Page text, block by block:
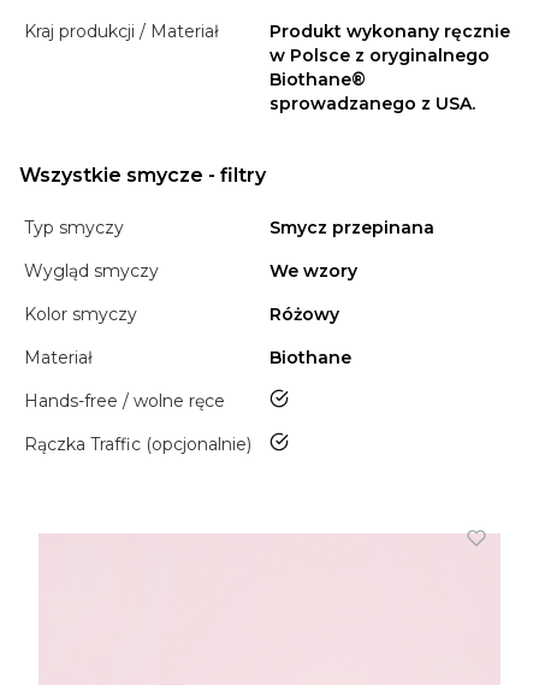
Kraj produkcji / Materiał
Produkt wykonany ręcznie
w Polsce z oryginalnego
Biothane®
sprowadzanego z USA.
Wszystkie smycze - filtry
Typ smyczy
Smycz przepinana
Wygląd smyczy
We wzory
Kolor smyczy
Różowy
Materiał
Biothane
Hands-free / wolne ręce
tak
Rączka Traffic (opcjonalnie) tak